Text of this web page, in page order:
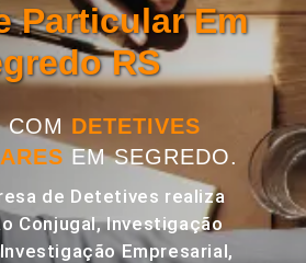
Particular Em
RS
COM DETETIVES
EM SEGREDO.
de Detetives realiza
Conjugal, Investigação
Empresarial,